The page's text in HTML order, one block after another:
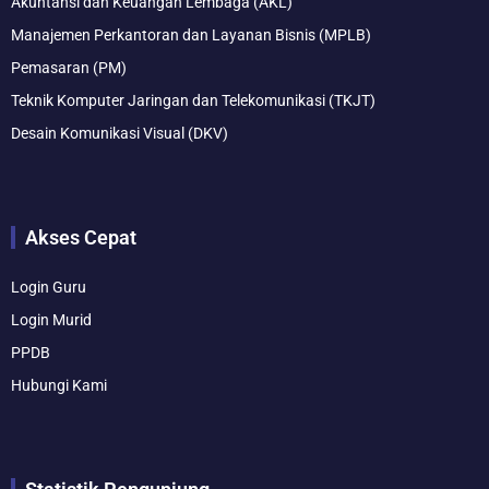
Manajemen Perkantoran dan Layanan Bisnis (MPLB)
Pemasaran (PM)
Teknik Komputer Jaringan dan Telekomunikasi (TKJT)
Desain Komunikasi Visual (DKV)
Akses Cepat
Login Guru
Login Murid
PPDB
Hubungi Kami